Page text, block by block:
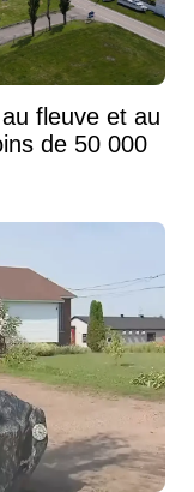
fleuve et au
de 50 000